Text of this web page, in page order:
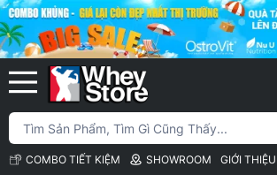
COMBO TIẾT KIỆM SHOWROOM GIỚI THIỆU